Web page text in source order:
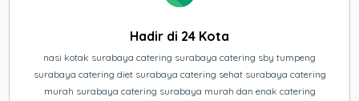
Hadir di 24 Kota
nasi kotak surabaya catering surabaya catering sby tumpeng
surabaya catering diet surabaya catering sehat surabaya catering
murah surabaya catering surabaya murah dan enak catering